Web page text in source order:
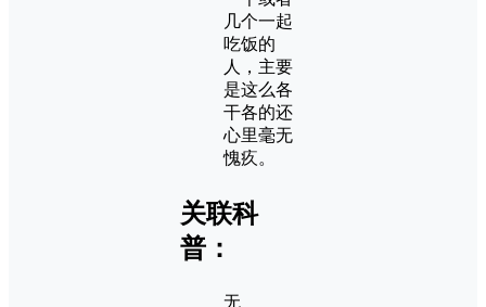
几个一起
吃饭的
人，主要
是这么各
干各的还
心里毫无
愧疚。
关联科
普：
无